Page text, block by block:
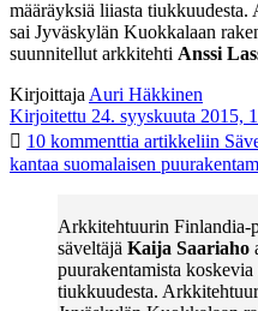
määräyksiä liiasta
sai Jyväskylän Kuokkalaan
suunnitellut arkkitehti Anssi
Kirjoittaja Auri Häkkinen
Kirjoitettu 24. syyskuuta 2015,
10 kommenttia artikkeliin
kantaa suomalaisen
Arkkitehtuurin Finlandia-
säveltäjä Kaija Saariaho
puurakentamista
tiukkuudesta.